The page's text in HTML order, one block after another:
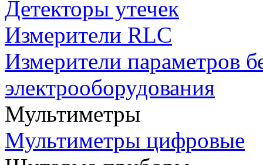
Детекторы утечек
Измерители RLC
Измерители параметров
электрооборудования
Мультиметры
Мультиметры цифровые